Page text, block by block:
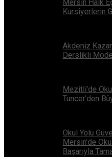
Mersin Halk
Kursiyerlerin
Akdeniz
Derslikli
Mezitli’de
Tuncer’den
Okul Yolu
Mersin’de
Başarıyla